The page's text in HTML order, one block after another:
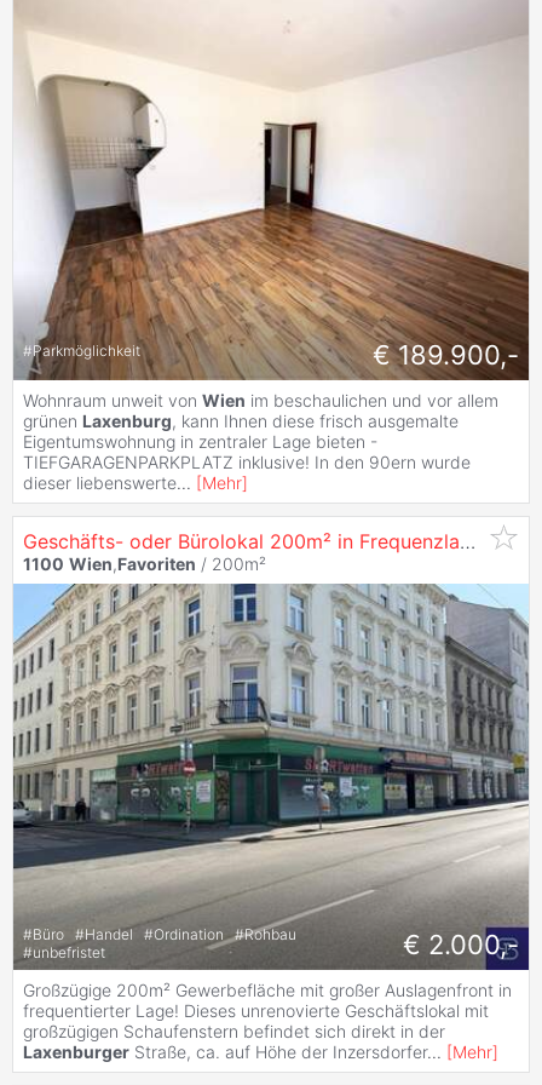
#Parkmöglichkeit € 189.900,-
Wohnraum unweit von Wien im beschaulichen und vor allem
grünen Laxenburg, kann Ihnen diese frisch ausgemalte
Eigentumswohnung in zentraler Lage bieten -
TIEFGARAGENPARKPLATZ inklusive! In den 90ern wurde
dieser liebenswerte... [Mehr]
Geschäfts- oder Bürolokal 200m² in Frequenzlage -
1100 Wien,Favoriten / 200m²
#Büro #Handel #Ordination #Rohbau
#unbefristet € 2.000,-
Großzügige 200m² Gewerbefläche mit großer Auslagenfront in
frequentierter Lage! Dieses unrenovierte Geschäftslokal mit
großzügigen Schaufenstern befindet sich direkt in der
Laxenburger Straße, ca. auf Höhe der Inzersdorfer... [Mehr]